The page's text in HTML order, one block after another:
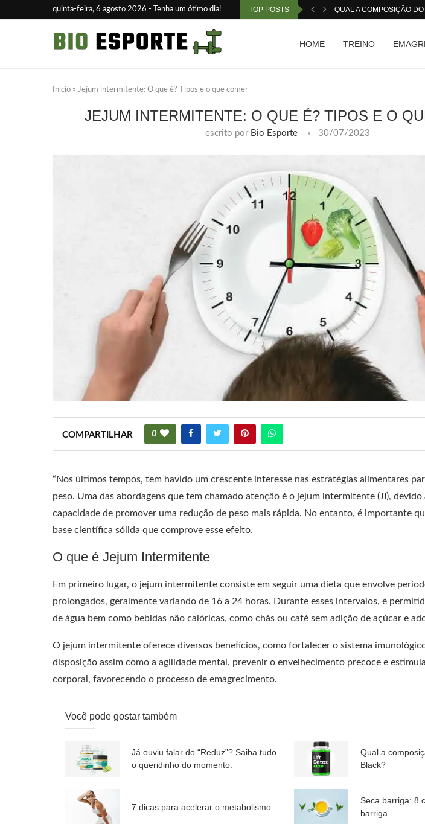
quinta-feira, 6 agosto 2026 - Tenha um ótimo dia! TOP POSTS QUAL A COMPOSIÇÃO
HOME TREINO
Início » Jejum intermitente: O que é? Tipos e o que comer
JEJUM INTERMITENTE: O QUE É? TIPOS E O
escrito por Bio Esporte 30/07/2023
COMPARTILHAR 0
“Nos últimos tempos, tem havido um crescente interesse nas estratégias alimentares
peso. Uma das abordagens que tem chamado atenção é o jejum intermitente (JI), devido
capacidade de promover uma redução de peso mais rápida. No entanto, é importante
base científica sólida que comprove esse efeito.
O que é Jejum Intermitente
Em primeiro lugar, o jejum intermitente consiste em seguir uma dieta que envolve
prolongados, geralmente variando de 16 a 24 horas. Durante esses intervalos, é
de água bem como bebidas não calóricas, como chás ou café sem adição de açúcar e
O jejum intermitente oferece diversos benefícios, como fortalecer o sistema
disposição assim como a agilidade mental, prevenir o envelhecimento precoce e
corporal, favorecendo o processo de emagrecimento.
Você pode gostar também
Já ouviu falar do “Reduz”? Saiba tudo
o queridinho do momento.
Qual a
Black?
7 dicas para acelerar o metabolismo
Seca barriga: 8
barriga